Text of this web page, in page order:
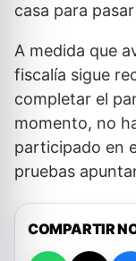
casa para
A medida que
fiscalía sigue
completar el
momento, no
participado en
pruebas
COMPARTIR